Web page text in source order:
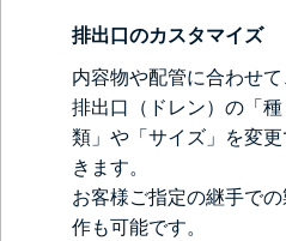
排出口のカスタマイズ
内容物や配管に合わせて
排出口（ドレン）の「種
類」や「サイズ」を変
きます。
お客様ご指定の継手での
作も可能です。